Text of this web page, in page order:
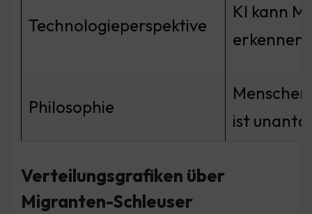
Technologieperspektive
KI kann
erkennen
Philosophie
ist
Verteilungsgrafiken über
Migranten-Schleuser